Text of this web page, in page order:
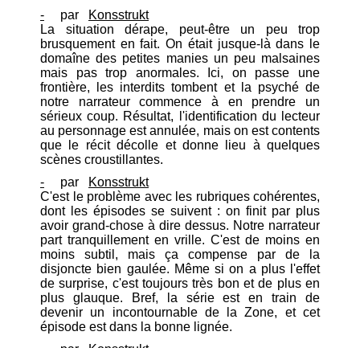
- par
Konsstrukt
La situation dérape, peut-être un peu trop
brusquement en fait. On était jusque-là dans le
domaîne des petites manies un peu malsaines
mais pas trop anormales. Ici, on passe une
frontière, les interdits tombent et la psyché de
notre narrateur commence à en prendre un
sérieux coup. Résultat, l'identification du lecteur
au personnage est annulée, mais on est contents
que le récit décolle et donne lieu à quelques
scènes croustillantes.
- par
Konsstrukt
C'est le problème avec les rubriques cohérentes,
dont les épisodes se suivent : on finit par plus
avoir grand-chose à dire dessus. Notre narrateur
part tranquillement en vrille. C'est de moins en
moins subtil, mais ça compense par de la
disjoncte bien gaulée. Même si on a plus l'effet
de surprise, c'est toujours très bon et de plus en
plus glauque. Bref, la série est en train de
devenir un incontournable de la Zone, et cet
épisode est dans la bonne lignée.